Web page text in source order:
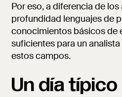
Por eso, a diferencia de
profundidad lenguajes de
conocimientos básicos de
suficientes para un
estos campos.
Un día